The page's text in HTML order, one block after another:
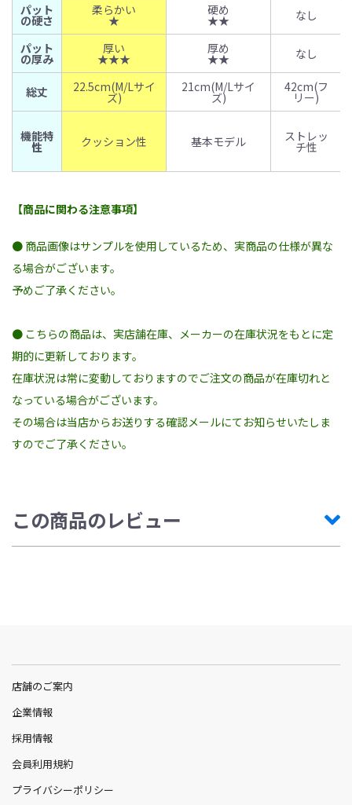
パット
の硬さ
柔らかい
★
硬め
★★ なし
パット
の厚み
厚い
★★★
厚め
★★ なし
総丈 22.5cm(M/Lサイ
ズ)
21cm(M/Lサイ
ズ)
42cm(フ
リー)
機能特
性 クッション性 基本モデル ストレッ
チ性
【商品に関わる注意事項】
● 商品画像はサンプルを使用しているため、実商品の仕様が異な
る場合がございます。
予めご了承ください。
● こちらの商品は、実店舗在庫、メーカーの在庫状況をもとに定
期的に更新しております。
在庫状況は常に変動しておりますのでご注文の商品が在庫切れと
なっている場合がございます。
その場合は当店からお送りする確認メールにてお知らせいたしま
すのでご了承ください。
この商品のレビュー
店舗のご案内
企業情報
採用情報
会員利用規約
プライバシーポリシー